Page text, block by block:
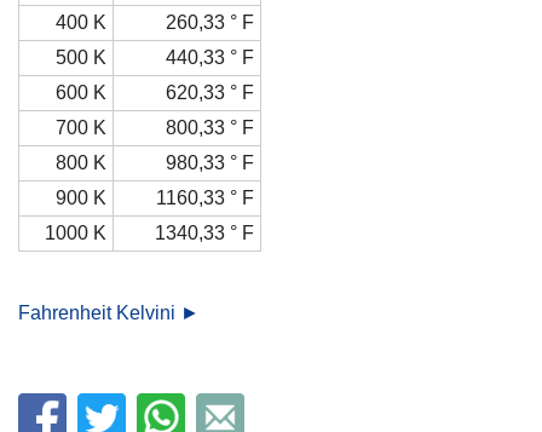
400 K
260,33 ° F
500 K
440,33 ° F
600 K
620,33 ° F
700 K
800,33 ° F
800 K
980,33 ° F
900 K
1160,33 ° F
1000 K
1340,33 ° F
Fahrenheit Kelvini ►